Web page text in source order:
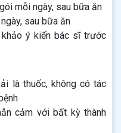
mỗi ngày, sau bữa ăn
sau bữa ăn
ý kiến bác sĩ trước
là thuốc, không có tác
cảm với bất kỳ thành